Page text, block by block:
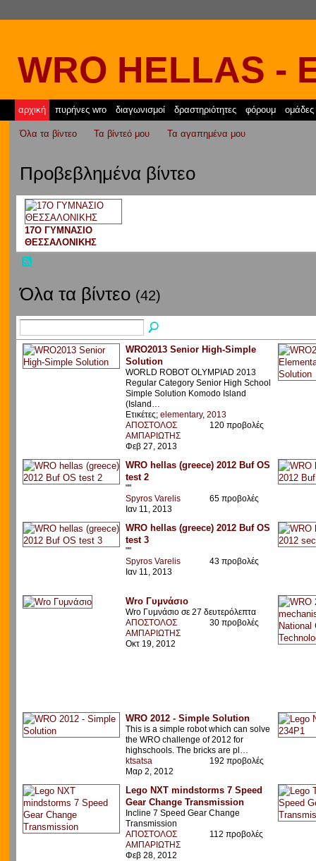
WRO HELLAS -
αρχική πυρήνες wro διαγωνισμοί δραστηριότητες φόρουμ ομάδες
Όλα τα βίντεο Τα βίντεό μου Τα αγαπημένα μου
Προβεβλημένα βίντεο
17Ο ΓΥΜΝΑΣΙΟ
ΘΕΣΣΑΛΟΝΙΚΗΣ
Όλα τα βίντεο (42)
WRO2013 Senior High-Simple
Solution
WORLD ROBOT OLYMPIAD 2013
Regular Category Senior High School
Simple Solution Komodo Island
(Island…
Ετικέτες; elementary, 2013
ΑΠΟΣΤΟΛΟΣ
ΑΜΠΑΡΙΩΤΗΣ
Φεβ 27, 2013
120 προβολές
WRO hellas (greece) 2012 Buf OS
test 2
""
Spyros Varelis
Ιαν 11, 2013
65 προβολές
WRO hellas (greece) 2012 Buf OS
test 3
""
Spyros Varelis
Ιαν 11, 2013
43 προβολές
Wro Γυμνάσιο
Wro Γυμνάσιο σε 27 δευτερόλεπτα
ΑΠΟΣΤΟΛΟΣ
ΑΜΠΑΡΙΩΤΗΣ
Οκτ 19, 2012
30 προβολές
WRO 2012 - Simple Solution
This is a simple robot which can solve
the WRO challenge of 2012 for
highschools. The bricks are pl…
ktsatsa
Μαρ 2, 2012
192 προβολές
Lego NXT mindstorms 7 Speed
Gear Change Transmission
Incline 7 Speed Gear Change
Transmission
ΑΠΟΣΤΟΛΟΣ
ΑΜΠΑΡΙΩΤΗΣ
Φεβ 28, 2012
112 προβολές